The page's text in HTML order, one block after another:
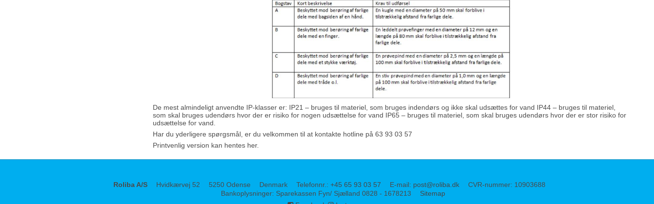
De mest almindeligt anvendte IP-klasser er: IP21 – bruges til materiel, som bruges indendørs og ikke skal udsættes for vand IP44 – bruges til materiel,
som skal bruges udendørs hvor der er risiko for nogen udsættelse for vand IP65 – bruges til materiel, som skal bruges udendørs hvor der er stor risiko for
udsættelse for vand.
Har du yderligere spørgsmål, er du velkommen til at kontakte hotline på 63 93 03 57
Printvenlig version kan hentes her.
Roliba A/S Hvidkærvej 52 5250 Odense Denmark Telefonnr. : +45 65 93 03 57 E-mail: post@roliba.dk CVR-nummer: 10903688
Bankoplysninger: Sparekassen Fyn/ Sjælland 0828 - 1678213
Sitemap